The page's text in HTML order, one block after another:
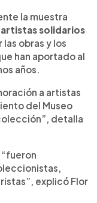
la muestra
artistas solidarios
obras y los
han aportado al
años.
a artistas
del Museo
detalla
explicó Flor